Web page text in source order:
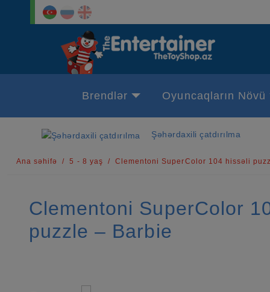
Brendlər Oyuncaqların Növü
Şəhərdaxili çatdırılma
Ana səhifə 5 - 8 yaş Clementoni SuperColor 104 hissəli
Clementoni SuperColor
puzzle – Barbie